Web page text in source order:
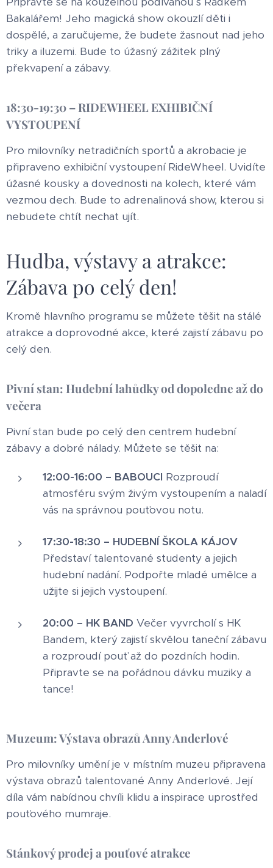
Bakalářem! Jeho magická show okouzlí děti i
dospělé, a zaručujeme, že budete žasnout nad jeho
triky a iluzemi. Bude to úžasný zážitek plný
překvapení a zábavy.
18:30-19:30 – RIDEWHEEL EXHIBIČNÍ
VYSTOUPENÍ
Pro milovníky netradičních sportů a akrobacie je
připraveno exhibiční vystoupení RideWheel. Uvidíte
úžasné kousky a dovednosti na kolech, které vám
vezmou dech. Bude to adrenalinová show, kterou si
nebudete chtít nechat ujít.
Hudba, výstavy a atrakce:
Zábava po celý den!
Kromě hlavního programu se můžete těšit na stálé
atrakce a doprovodné akce, které zajistí zábavu po
celý den.
Pivní stan: Hudební lahůdky od dopoledne až do
večera
Pivní stan bude po celý den centrem hudební
zábavy a dobré nálady. Můžete se těšit na:
12:00-16:00 – BABOUCI Rozproudí
atmosféru svým živým vystoupením a naladí
vás na správnou pouťovou notu.
17:30-18:30 – HUDEBNÍ ŠKOLA KÁJOV
Představí talentované studenty a jejich
hudební nadání. Podpořte mladé umělce a
užijte si jejich vystoupení.
20:00 – HK BAND Večer vyvrcholí s HK
Bandem, který zajistí skvělou taneční zábavu
a rozproudí pouť až do pozdních hodin.
Připravte se na pořádnou dávku muziky a
tance!
Muzeum: Výstava obrazů Anny Anderlové
Pro milovníky umění je v místním muzeu připravena
výstava obrazů talentované Anny Anderlové. Její
díla vám nabídnou chvíli klidu a inspirace uprostřed
pouťového mumraje.
Stánkový prodej a pouťové atrakce